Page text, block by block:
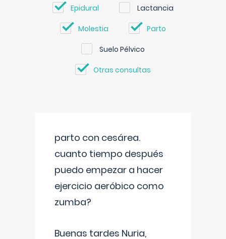
Epidural Lactancia
Molestia Parto
Suelo Pélvico
Otras consultas
parto con cesárea.
cuanto tiempo después
puedo empezar a hacer
ejercicio aeróbico como
zumba?
Buenas tardes Nuria,